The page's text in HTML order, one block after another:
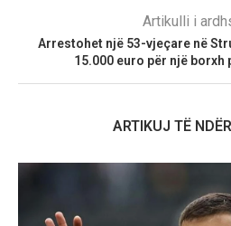
Artikulli i
Arrestohet një 53-vjeçare në
15.000 euro për një borxh
ARTIKUJ TË